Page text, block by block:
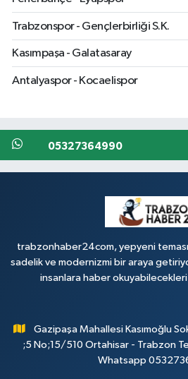
Trabzonspor - Gençlerbirliği S.K.
Kasımpaşa - Galatasaray
Antalyaspor - Kocaelispor
05327364990
trabzonhaber24com, yepyeni
sadelik ve modernizmi bir araya
insanlara haber okuyabilecekleri
Gazipaşa Mahallesi Kasımoğlu
;5 No;15/510 Ortahisar - Trabzon
Whatsapp